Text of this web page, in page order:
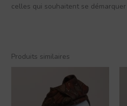
celles qui souhaitent se
Produits similaires